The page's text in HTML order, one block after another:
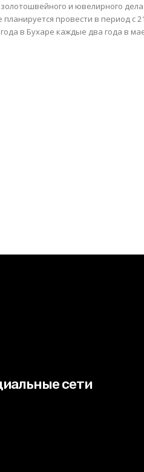
и ювелирного
планируется провести в период с
сети